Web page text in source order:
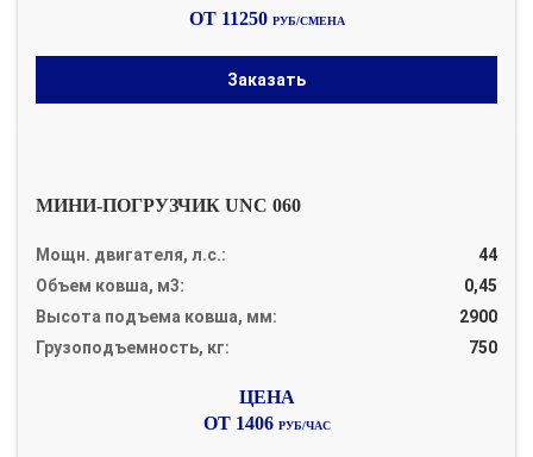
ОТ 11250 РУБ/СМЕНА
Заказать
МИНИ-ПОГРУЗЧИК UNC 060
Мощн. двигателя, л.с.:
44
Объем ковша, м3:
0,45
Высота подъема ковша, мм:
2900
Грузоподъемность, кг:
750
ОТ 1406 РУБ/ЧАС